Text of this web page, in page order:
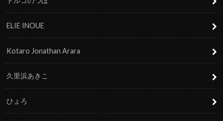
ELIE INOUE
Kotaro Jonathan Arara
久里浜あきこ
ひょろ